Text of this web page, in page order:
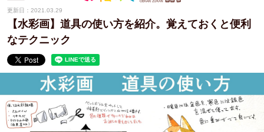
【水彩画】道具の使い方を紹介。覚えておくと便利
なテクニック
更新日：2021.03.29